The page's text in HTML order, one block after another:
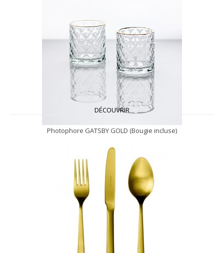
DÉCOUVRIR
Photophore GATSBY GOLD (Bougie incluse)